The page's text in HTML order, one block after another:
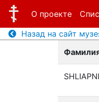
О проекте
Назад на сайт